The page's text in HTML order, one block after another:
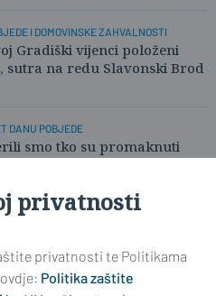
I DOMOVINSKE ZAHVALNOSTI
Gradiški vijenci položeni
sutra na redu Slavonski Brod
DANU POBJEDE
smo tko su promaknuti
privatnosti
privatnosti te Politikama
Politika zaštite